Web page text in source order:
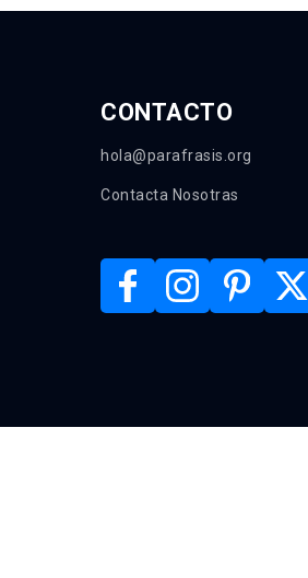
CONTACTO
hola@parafrasis.org
Contacta Nosotras